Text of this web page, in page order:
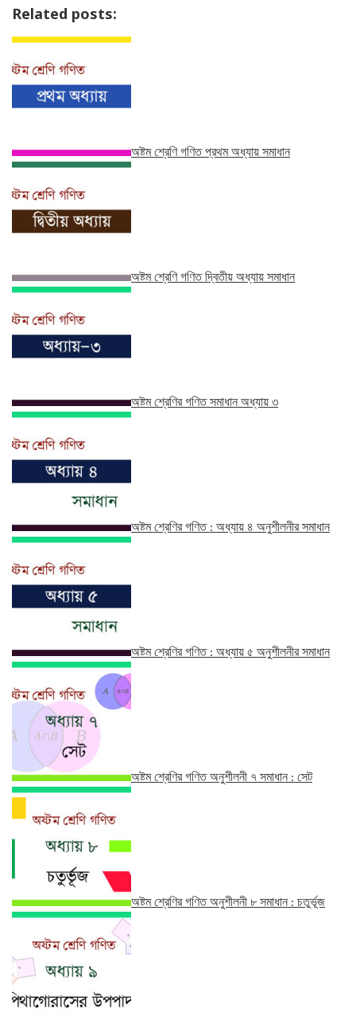
Related posts:
অষ্টম শ্রেণি গণিত প্রথম অধ্যায় সমাধান
অষ্টম শ্রেণি গণিত দ্বিতীয় অধ্যায় সমাধান
অষ্টম শ্রেণির গণিত সমাধান অধ্যায় ৩
অষ্টম শ্রেণির গণিত : অধ্যায় ৪ অনুশীলনীর সমাধান
অষ্টম শ্রেণির গণিত : অধ্যায় ৫ অনুশীলনীর সমাধান
অষ্টম শ্রেণির গণিত অনুশীলনী ৭ সমাধান : সেট
অষ্টম শ্রেণির গণিত অনুশীলনী ৮ সমাধান : চতুর্ভূজ